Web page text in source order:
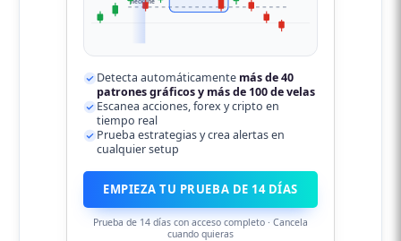
Detecta automáticamente más de 40
patrones gráficos y más de 100 de velas
Escanea acciones, forex y cripto en
tiempo real
Prueba estrategias y crea alertas en
cualquier setup
EMPIEZA TU PRUEBA DE 14 DÍAS
Prueba de 14 días con acceso completo · Cancela
cuando quieras